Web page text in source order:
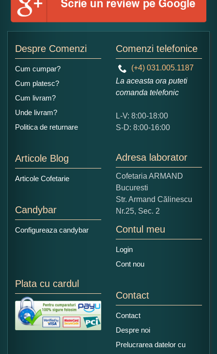
Ce nota acordati acestui produs?
5
Copiati alaturi numarul din imagine:
Despre Comenzi
Cum cumpar?
Cum platesc?
Cum livram?
Unde livram?
Politica de returnare
Articole Blog
Articole Cofetarie
Candybar
Configureaza candybar
Comenzi telefonice
(+4) 031.005.1187
La aceasta ora puteti
comanda telefonic
L-V: 8:00-18:00
S-D: 8:00-16:00
Adresa laborator
Cofetaria ARMAND
Bucuresti
Str. Armand Călinescu
Nr.25, Sec. 2
Contul meu
Login
Cont nou
Plata cu cardul
Contact
Contact
Despre noi
Prelucrarea datelor cu